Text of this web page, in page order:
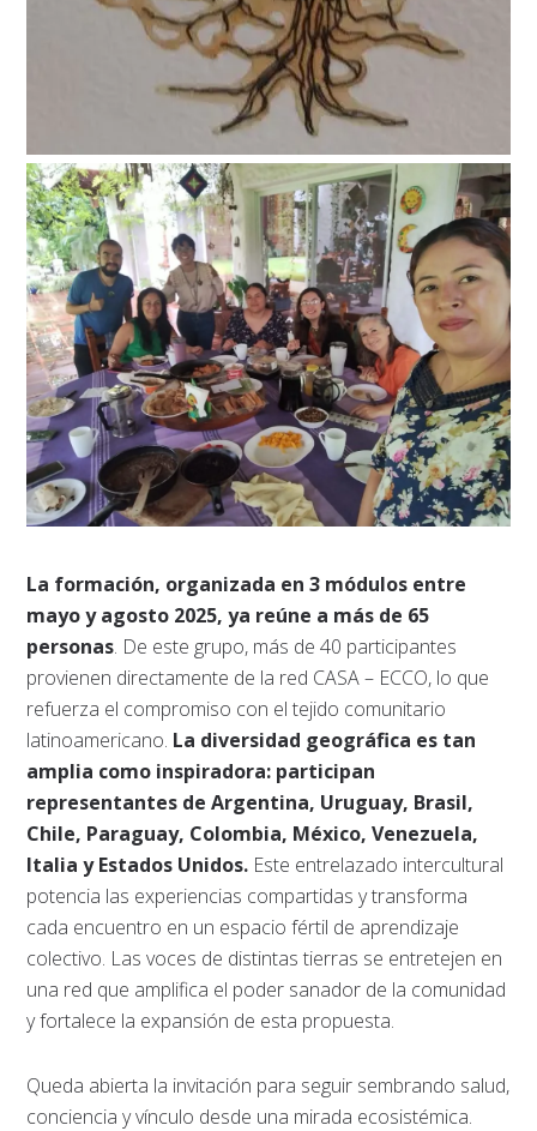
La formación, organizada en 3 módulos entre
mayo y agosto 2025, ya reúne a más de 65
personas. De este grupo, más de 40 participantes
provienen directamente de la red CASA – ECCO, lo que
refuerza el compromiso con el tejido comunitario
latinoamericano. La diversidad geográfica es tan
amplia como inspiradora: participan
representantes de Argentina, Uruguay, Brasil,
Chile, Paraguay, Colombia, México, Venezuela,
Italia y Estados Unidos. Este entrelazado intercultural
potencia las experiencias compartidas y transforma
cada encuentro en un espacio fértil de aprendizaje
colectivo. Las voces de distintas tierras se entretejen en
una red que amplifica el poder sanador de la comunidad
y fortalece la expansión de esta propuesta.
Queda abierta la invitación para seguir sembrando salud,
conciencia y vínculo desde una mirada ecosistémica.